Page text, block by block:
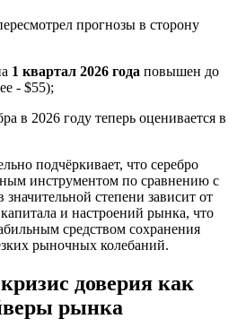
прогнозы в сторону
1 квартал 2026 года повышен до
- $55);
в 2026 году теперь оценивается в
подчёркивает, что серебро
инструментом по сравнению с
степени зависит от
и настроений рынка, что
средством сохранения
рыночных колебаний.
доверия как
рынка